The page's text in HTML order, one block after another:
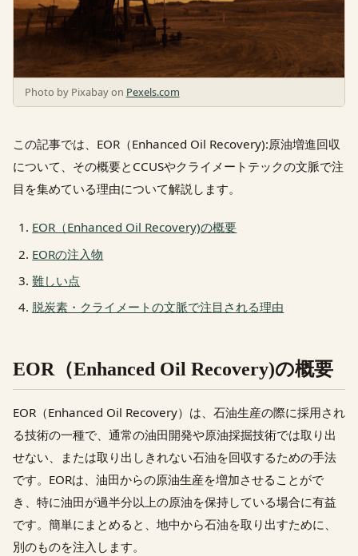
Photo by Pixabay on Pexels.com
この記事では、EOR（Enhanced Oil Recovery):原油増進回収
について、その概要とCCUSやクライメートテックの文脈で注
目を集めている理由について解説します。
EOR（Enhanced Oil Recovery)の概要
EORの注入物
難しい点
脱炭素・クライメートの文脈で注目される理由
EOR（Enhanced Oil Recovery)の概要
EOR（Enhanced Oil Recovery）は、石油生産の際に採用され
る技術の一種で、通常の油田開発や原油採掘技術では取り出
せない、または取り出しきれない石油を回収するための手法
です。EORは、油田からの原油生産を増加させることがで
き、特に油田が過半分以上の原油を保持している場合に有益
です。簡単にまとめると、地中から石油を取り出すために、
別のものを注入します。